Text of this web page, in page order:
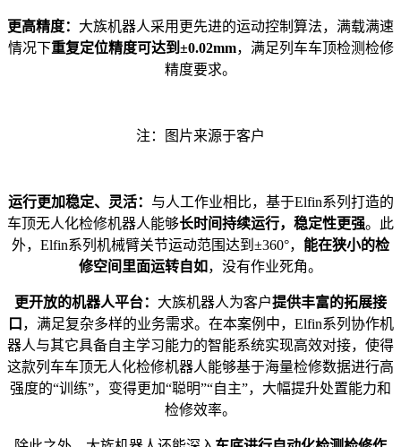
更高精度： 大族机器人采用更先进的运动控制算法，满载满速
情况下重复定位精度可达到±0.02mm，满足列车车顶检测检修
精度要求。
注：图片来源于客户
运行更加稳定、灵活： 与人工作业相比，基于Elfin系列打造的
车顶无人化检修机器人能够长时间持续运行，稳定性更强。此
外，Elfin系列机械臂关节运动范围达到±360°， 能在狭小的检
修空间里面运转自如 ，没有作业死角。
更开放的机器人平台： 大族机器人为客户提供丰富的拓展接
口 ，满足复杂多样的业务需求。在本案例中，Elfin系列协作机
器人与其它具备自主学习能力的智能系统实现高效对接，使得
这款列车车顶无人化检修机器人能够基于海量检修数据进行高
强度的“训练”，变得更加“聪明”“自主”，大幅提升处置能力和
检修效率。